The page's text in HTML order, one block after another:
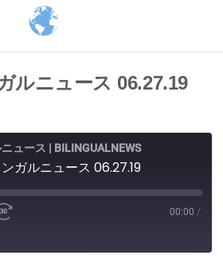
ルニュース 06.27.19
ュース | BILINGUALNEWS
ガルニュース 06.27.19
00:00 /